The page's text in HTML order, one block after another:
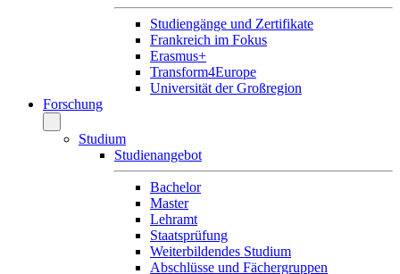
Studiengänge und Zertifikate
Frankreich im Fokus
Erasmus+
Transform4Europe
Universität der Großregion
Forschung
Studium
Studienangebot
Bachelor
Master
Lehramt
Staatsprüfung
Weiterbildendes Studium
Abschlüsse und Fächergruppen